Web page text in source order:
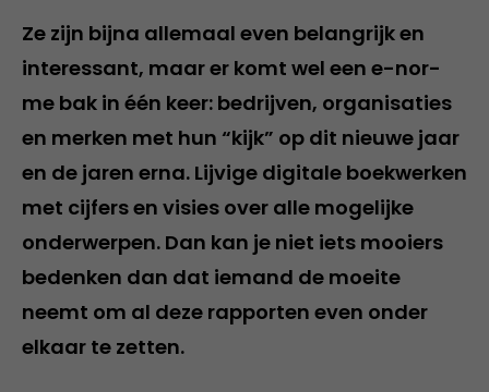
Ze zijn bijna allemaal even belangrijk en
interessant, maar er komt wel een e-nor-
me bak in één keer: bedrijven, organisaties
en merken met hun “kijk” op dit nieuwe jaar
en de jaren erna. Lijvige digitale boekwerken
met cijfers en visies over alle mogelijke
onderwerpen. Dan kan je niet iets mooiers
bedenken dan dat iemand de moeite
neemt om al deze rapporten even onder
elkaar te zetten.